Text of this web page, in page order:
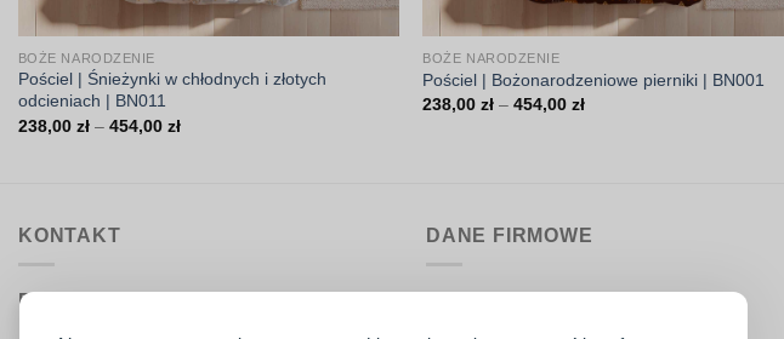
BOŻE NARODZENIE
Pościel | Śnieżynki w chłodnych i złotych
odcieniach | BN011
238,00 zł – 454,00 złZakres
BOŻE NARODZENIE
Pościel | Bożonarodzeniowe pierniki | BN001
238,00zł – 454,00złZakres
KONTAKT
Biuro obsługi:
DANE FIRMOWE